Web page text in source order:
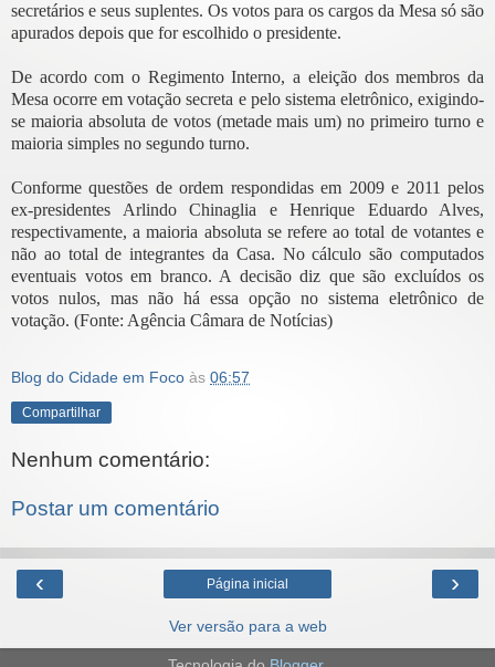
secretários e seus suplentes. Os votos para os cargos da Mesa só são
apurados depois que for escolhido o presidente.
De acordo com o Regimento Interno, a eleição dos membros da
Mesa ocorre em votação secreta e pelo sistema eletrônico, exigindo-
se maioria absoluta de votos (metade mais um) no primeiro turno e
maioria simples no segundo turno.
Conforme questões de ordem respondidas em 2009 e 2011 pelos
ex-presidentes Arlindo Chinaglia e Henrique Eduardo Alves,
respectivamente, a maioria absoluta se refere ao total de votantes e
não ao total de integrantes da Casa. No cálculo são computados
eventuais votos em branco. A decisão diz que são excluídos os
votos nulos, mas não há essa opção no sistema eletrônico de
votação. (Fonte: Agência Câmara de Notícias)
Blog do Cidade em Foco às 06:57
Compartilhar
Nenhum comentário:
Postar um comentário
‹ ›
Página inicial
Ver versão para a web